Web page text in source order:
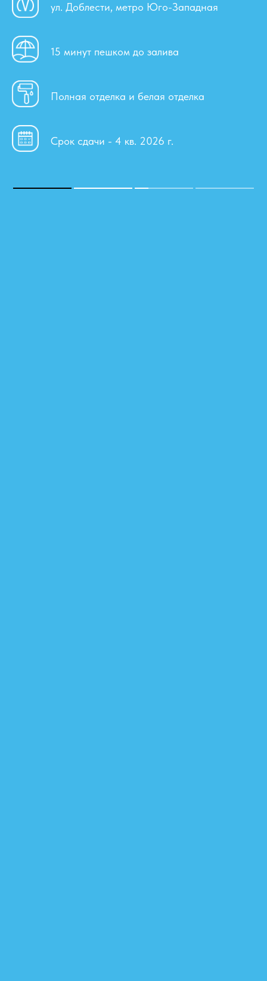
ул. Доблести, метро Юго-Западная
15 минут пешком до залива
Полная отделка и белая отделка
Срок сдачи - 4 кв. 2026 г.